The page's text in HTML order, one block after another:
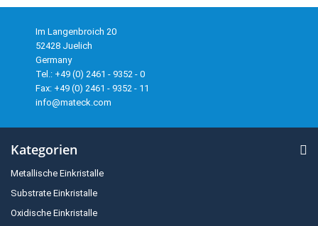
Im Langenbroich 20
52428 Juelich
Germany
Tel.: +49 (0) 2461 - 9352 - 0
Fax: +49 (0) 2461 - 9352 - 11
info@mateck.com
Kategorien
Metallische Einkristalle
Substrate Einkristalle
Oxidische Einkristalle